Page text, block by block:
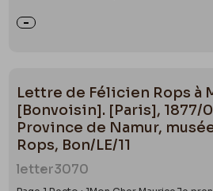
Lettre de Félicien Rops à
[Bonvoisin]. [Paris], 1877/
Province de Namur,
Rops, Bon/LE/11
letter3070